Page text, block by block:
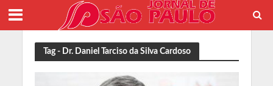
Tag - Dr. Daniel Tarciso da Silva Cardoso